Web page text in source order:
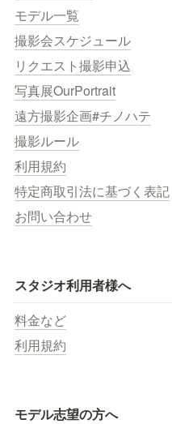
モデル一覧
撮影会スケジュール
リクエスト撮影申込
写真展OurPortrait
遠方撮影企画#チノハテ
撮影ルール
利用規約
特定商取引法に基づく表記
お問い合わせ
スタジオ利用者様へ
料金など
利用規約
モデル志望の方へ